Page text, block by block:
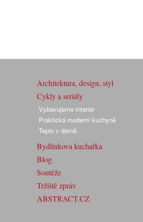
Architektura, design, styl
Cykly a seriály
Vybavujeme interiér
Praktická moderní kuchyně
Teplo v domě
Bydlínkova kuchařka
Blog
Soutěže
Tržiště zpráv
ABSTRACT.CZ